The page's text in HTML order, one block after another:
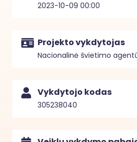
2023-10-09 00:00
Projekto vykdytojas
Nacionalinė švietimo
Vykdytojo kodas
305238040